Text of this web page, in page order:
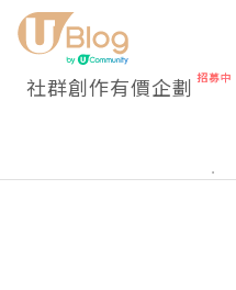
社群創作有價企劃